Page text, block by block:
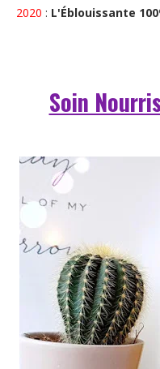
2020 : L'Éblouissante
Soin